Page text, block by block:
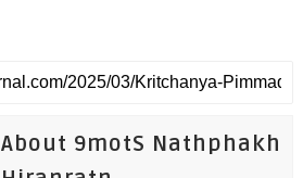
About 9motS Nathphakh